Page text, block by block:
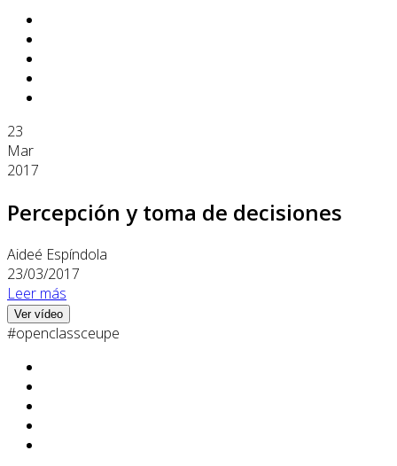
23
Mar
2017
Percepción y toma de decisiones
Aideé Espíndola
23/03/2017
Leer más
Ver vídeo
#openclassceupe